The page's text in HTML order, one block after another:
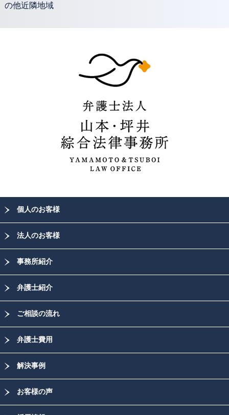
の他近隣地域
個人のお客様
法人のお客様
事務所紹介
弁護士紹介
ご相談の流れ
弁護士費用
解決事例
お客様の声